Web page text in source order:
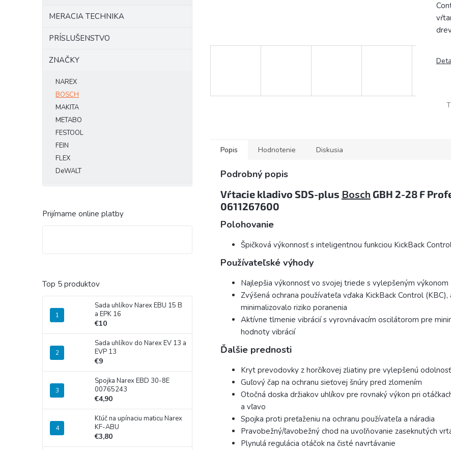
MERACIA TECHNIKA
PRÍSLUŠENSTVO
ZNAČKY
NAREX
BOSCH
MAKITA
METABO
FESTOOL
FEIN
FLEX
DeWALT
Prijímame online platby
Top 5 produktov
Sada uhlíkov Narex EBU 15 B
a EPK 16
€10
Sada uhlíkov do Narex EV 13 a
EVP 13
€9
Spojka Narex EBD 30-8E
00765243
€4,90
Kľúč na upínaciu maticu Narex
KF-ABU
€3,80
Popis Hodnotenie Diskusia
Podrobný popis
Vŕtacie kladivo SDS-plus Bosch GBH 2-28 F
0611267600
Polohovanie
Špičková výkonnosť s inteligentnou funkciou KickBack
Používateľské výhody
Najlepšia výkonnosť vo svojej triede s vylepšeným výkonom
Zvýšená ochrana používateľa vďaka KickBack Control (KBC),
minimalizovalo riziko poranenia
Aktívne tlmenie vibrácií s vyrovnávacím oscilátorom pre
hodnoty vibrácií
Ďalšie prednosti
Kryt prevodovky z horčíkovej zliatiny pre vylepšenú odolnosť
Guľový čap na ochranu sieťovej šnúry pred zlomením
Otočná doska držiakov uhlíkov pre rovnaký výkon pri
a vľavo
Spojka proti preťaženiu na ochranu používateľa a náradia
Pravobežný/ľavobežný chod na uvoľňovanie zaseknutých
Plynulá regulácia otáčok na čisté navrtávanie